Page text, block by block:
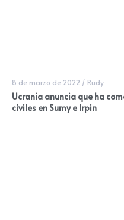
8 de marzo de 2022 / Rudy
Ucrania anuncia que ha
civiles en Sumy e Irpin